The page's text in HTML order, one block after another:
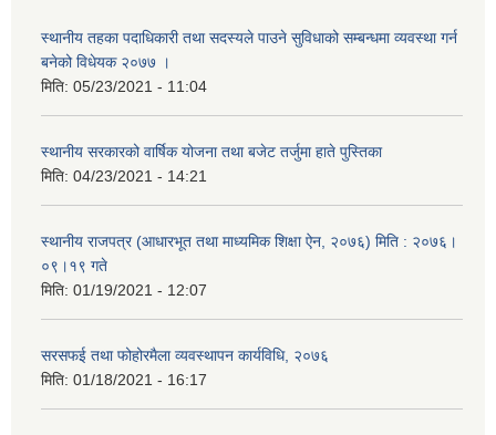
स्थानीय तहका पदाधिकारी तथा सदस्यले पाउने सुविधाको सम्बन्धमा व्यवस्था गर्न
बनेको विधेयक २०७७ ।
मिति: 05/23/2021 - 11:04
स्थानीय सरकारको वार्षिक योजना तथा बजेट तर्जुमा हाते पुस्तिका
मिति: 04/23/2021 - 14:21
स्थानीय राजपत्र (आधारभूत तथा माध्यमिक शिक्षा ऐन, २०७६) मिति : २०७६।
०९।१९ गते
मिति: 01/19/2021 - 12:07
सरसफई तथा फोहोरमैला व्यवस्थापन कार्यविधि, २०७६
मिति: 01/18/2021 - 16:17